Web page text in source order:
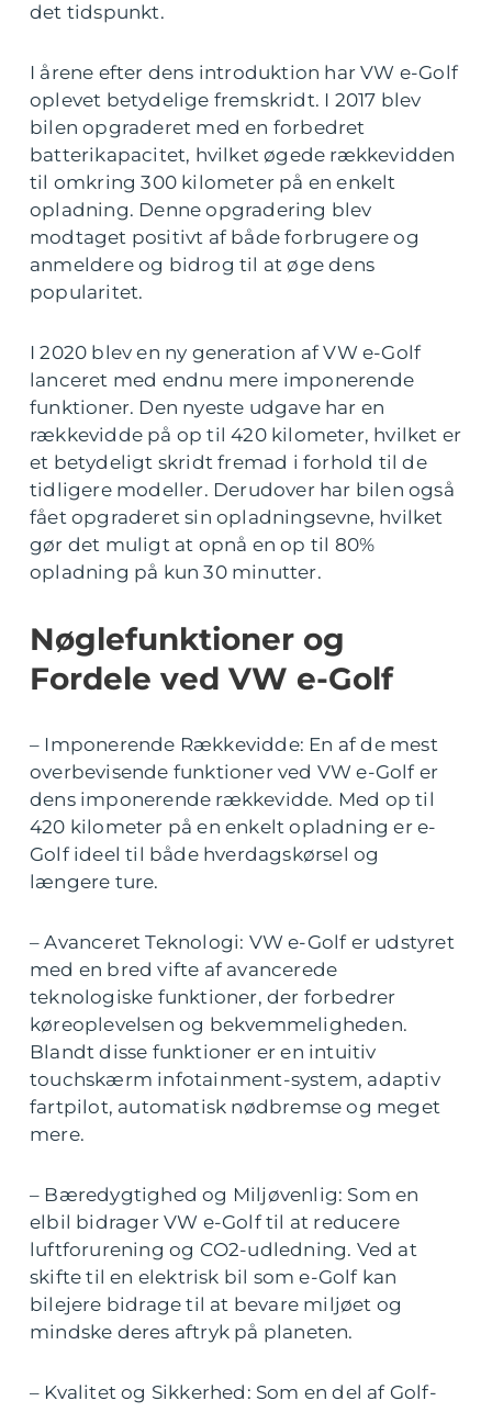
det tidspunkt.
I årene efter dens introduktion har VW e-Golf
oplevet betydelige fremskridt. I 2017 blev
bilen opgraderet med en forbedret
batterikapacitet, hvilket øgede rækkevidden
til omkring 300 kilometer på en enkelt
opladning. Denne opgradering blev
modtaget positivt af både forbrugere og
anmeldere og bidrog til at øge dens
popularitet.
I 2020 blev en ny generation af VW e-Golf
lanceret med endnu mere imponerende
funktioner. Den nyeste udgave har en
rækkevidde på op til 420 kilometer, hvilket er
et betydeligt skridt fremad i forhold til de
tidligere modeller. Derudover har bilen også
fået opgraderet sin opladningsevne, hvilket
gør det muligt at opnå en op til 80%
opladning på kun 30 minutter.
Nøglefunktioner og
Fordele ved VW e-Golf
– Imponerende Rækkevidde: En af de mest
overbevisende funktioner ved VW e-Golf er
dens imponerende rækkevidde. Med op til
420 kilometer på en enkelt opladning er e-
Golf ideel til både hverdagskørsel og
længere ture.
– Avanceret Teknologi: VW e-Golf er udstyret
med en bred vifte af avancerede
teknologiske funktioner, der forbedrer
køreoplevelsen og bekvemmeligheden.
Blandt disse funktioner er en intuitiv
touchskærm infotainment-system, adaptiv
fartpilot, automatisk nødbremse og meget
mere.
– Bæredygtighed og Miljøvenlig: Som en
elbil bidrager VW e-Golf til at reducere
luftforurening og CO2-udledning. Ved at
skifte til en elektrisk bil som e-Golf kan
bilejere bidrage til at bevare miljøet og
mindske deres aftryk på planeten.
– Kvalitet og Sikkerhed: Som en del af Golf-